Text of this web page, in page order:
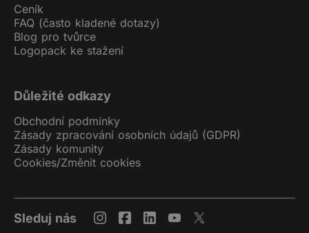
Ceník
FAQ (často kladené dotazy)
Blog pro tvůrce
Logopack ke stažení
Důležité odkazy
Obchodní podmínky
Zásady zpracování osobních údajů (GDPR)
Zásady komunity
Cookies/Změnit cookies
Sleduj nás